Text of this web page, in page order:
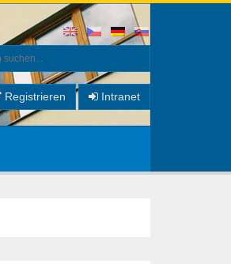
Registrieren Intranet